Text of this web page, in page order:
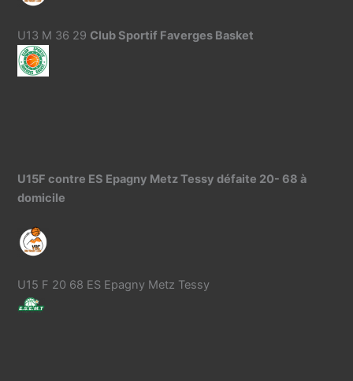
U13 M 36 29 Club Sportif Faverges Basket
U15F contre ES Epagny Metz Tessy défaite 20- 68 à
domicile
U15 F 20 68 ES Epagny Metz Tessy